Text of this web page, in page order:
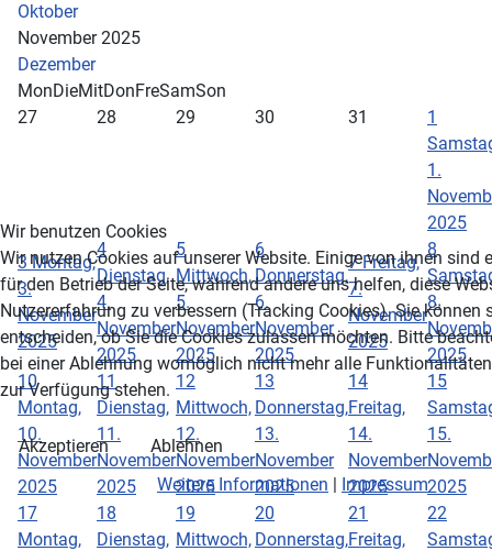
Oktober
November 2025
Dezember
MonDieMitDonFreSamSon
27
28 29 30 31
1
1.
2025
3 Montag,
3.
November
2025
4
Dienstag,
4.
November
2025
5
Mittwoch,
5.
November
2025
6
Donnerstag,
6.
November
2025
7 Freitag,
7.
November
2025
8
8.
2025
10
Montag,
10.
November
2025
11
Dienstag,
11.
November
2025
12
Mittwoch,
12.
November
2025
13
Donnerstag,
13.
November
2025
14
Freitag,
14.
November
2025
15
15.
2025
17
Montag,
18
Dienstag,
19
Mittwoch,
20
Donnerstag,
21
Freitag,
22
Wir benutzen Cookies
Wir nutzen Cookies auf unserer Website. Einige von ihnen sind
für den Betrieb der Seite, während andere uns helfen, diese
Nutzererfahrung zu verbessern (Tracking Cookies). Sie können
entscheiden, ob Sie die Cookies zulassen möchten. Bitte
bei einer Ablehnung womöglich nicht mehr alle
zur Verfügung stehen.
Akzeptieren
Ablehnen
Weitere Informationen | Impressum